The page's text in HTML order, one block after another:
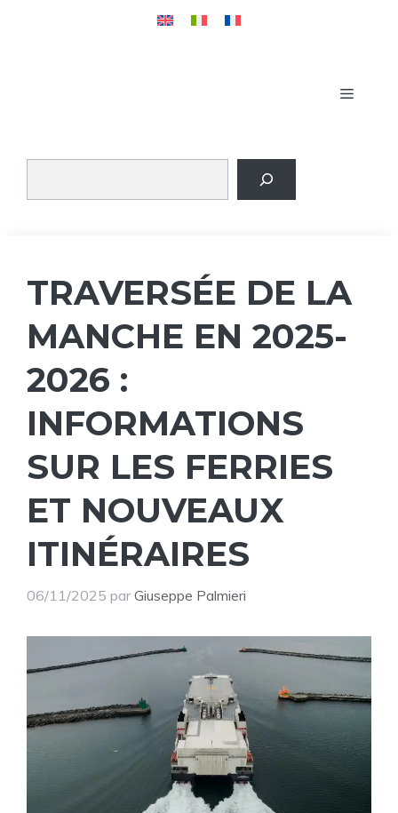
MENU
TRAVERSÉE DE LA
MANCHE EN 2025-
2026 :
INFORMATIONS
SUR LES FERRIES
ET NOUVEAUX
ITINÉRAIRES
06/11/2025 par Giuseppe Palmieri